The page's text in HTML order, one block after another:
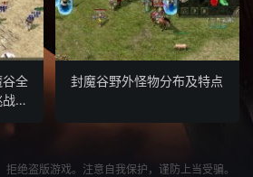
全
详
封魔谷野外怪物分布及特点
绝盗版游戏。注意自我保护，谨防上当受骗。